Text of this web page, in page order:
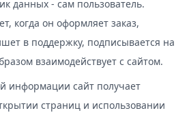
данных - сам пользователь.
когда он оформляет заказ,
в поддержку, подписывается на
взаимодействует с сайтом.
информации сайт получает
страниц и использовании